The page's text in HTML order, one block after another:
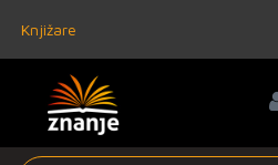
Knjižare